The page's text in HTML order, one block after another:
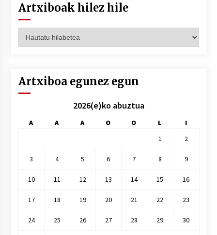
Artxiboak hilez hile
hilez
Artxiboa egunez egun
2026(e)ko abuztua
A A A O O L
I
1
2
3 4 5 6 7 8 9
10 11 12 13 14 15 16
17 18 19 20 21 22 23
24 25 26 27 28 29 30